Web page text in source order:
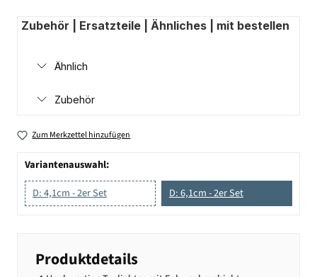
Zubehör | Ersatzteile | Ähnliches | mit bestellen
Ähnlich
Zubehör
Zum Merkzettel hinzufügen
Variantenauswahl:
D: 4,1cm - 2er Set
D: 6,1cm - 2er Set
Produktdetails